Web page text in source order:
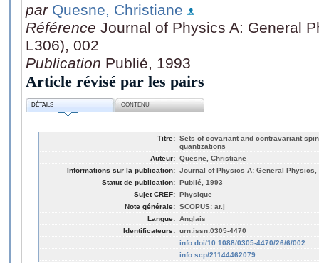
par Quesne, Christiane
Référence Journal of Physics A: General
L306), 002
Publication Publié, 1993
Article révisé par les pairs
DÉTAILS CONTENU
Titre: Sets of covariant and contravariant
quantizations
Auteur: Quesne, Christiane
Informations sur la publication: Journal of Physics A: General Physics,
Statut de publication: Publié, 1993
Sujet CREF: Physique
Note générale: SCOPUS: ar.j
Langue: Anglais
Identificateurs: urn:issn:0305-4470
info:doi/10.1088/0305-4470/26/6/002
info:scp/21144462079